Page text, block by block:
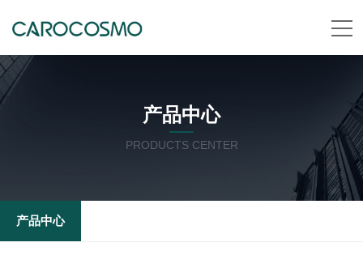
产品中心
PRODUCTS CENTER
产品中心